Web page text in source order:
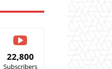
22,800
Subscribers